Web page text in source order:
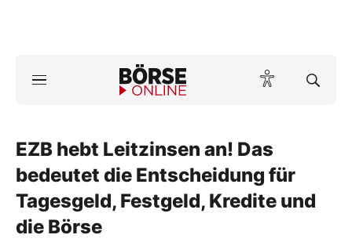
Anlageprodukte
Finanz-Check
Abo & Shop
EZB hebt Leitzinsen an! Das
bedeutet die Entscheidung für
Tagesgeld, Festgeld, Kredite und
die Börse